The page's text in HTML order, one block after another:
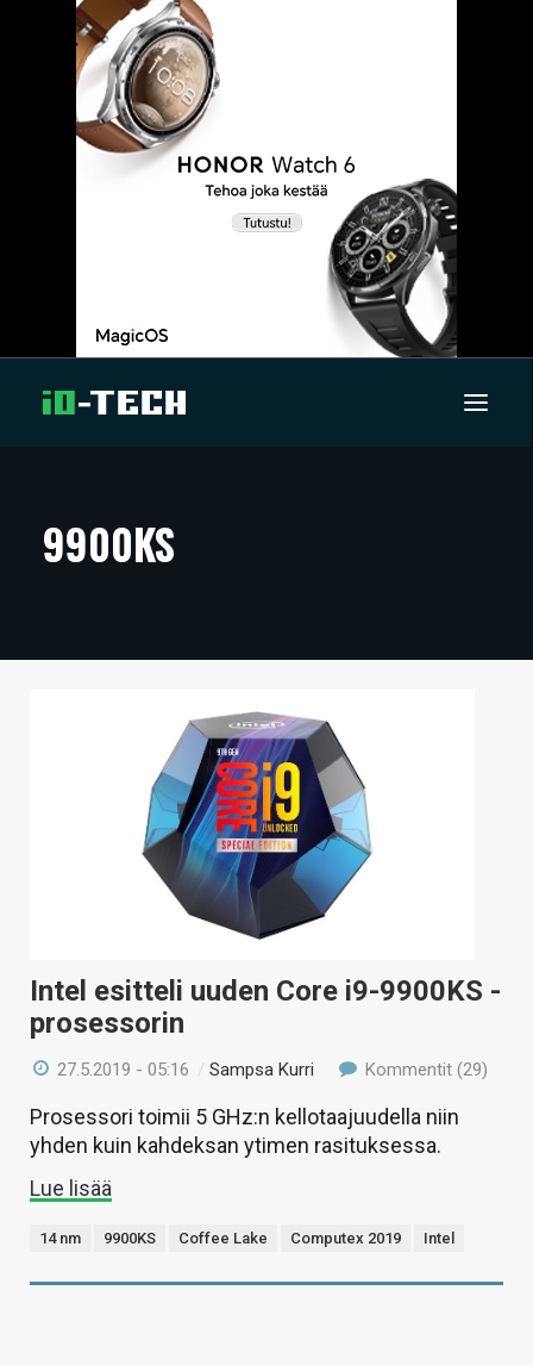
ARTIKKELIT
TECHBBS
HAKU
9900KS
Intel esitteli uuden Core i9-9900KS -
prosessorin
27.5.2019 - 05:16 /Sampsa Kurri Kommentit (29)
Prosessori toimii 5 GHz:n kellotaajuudella niin
yhden kuin kahdeksan ytimen rasituksessa.
Lue lisää
14 nm 9900KS Coffee Lake Computex 2019 Intel